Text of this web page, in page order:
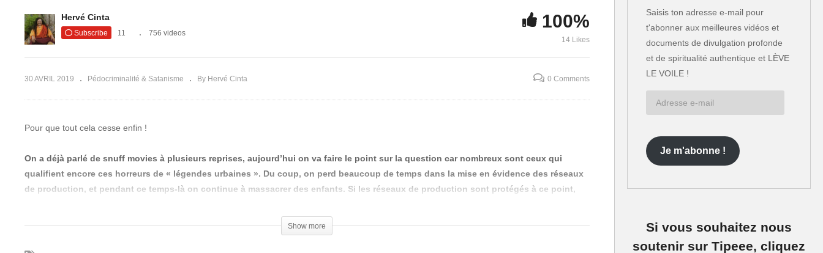
noires en France
Hervé Cinta
Subscribe 11 756 videos
100%
14 Likes
30 AVRIL 2019 Pédocriminalité & Satanisme By Hervé Cinta 0 Comments
Pour que tout cela cesse enfin !
On a déjà parlé de snuff movies à plusieurs reprises, aujourd’hui on va faire le point sur la question car nombreux sont ceux qui
qualifient encore ces horreurs de « légendes urbaines ». Du coup, on perd beaucoup de temps dans la mise en évidence des réseaux
de production, et pendant ce temps-là on continue à massacrer des enfants. Si les réseaux de production sont protégés à ce point,
Commençons par Wikipedia, le portail de la propagande bisounours. Le seul article consacré aux snuffs movies, ces films généralement tournés
sur commande mettant en scène des meurtres, parle
Show more
Saisis ton adresse e-mail pour
t'abonner aux meilleures vidéos et
documents de divulgation profonde
et de spiritualité authentique et LÈVE
LE VOILE !
Je m'abonne !
Si vous souhaitez nous
soutenir sur Tipeee, cliquez